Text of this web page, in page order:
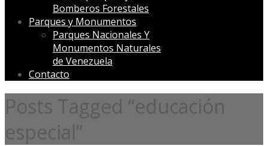
Bomberos Forestales
Parques y Monumentos
Parques Nacionales Y
Monumentos Naturales
de Venezuela
Contacto
Posts Tagged “educación
especial”